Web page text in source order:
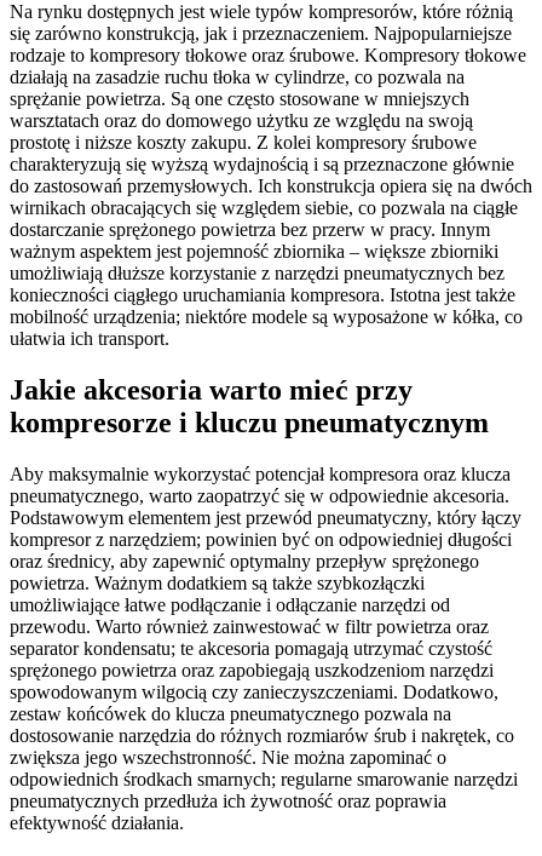
Na rynku dostępnych jest wiele typów kompresorów, które różnią
się zarówno konstrukcją, jak i przeznaczeniem. Najpopularniejsze
rodzaje to kompresory tłokowe oraz śrubowe. Kompresory tłokowe
działają na zasadzie ruchu tłoka w cylindrze, co pozwala na
sprężanie powietrza. Są one często stosowane w mniejszych
warsztatach oraz do domowego użytku ze względu na swoją
prostotę i niższe koszty zakupu. Z kolei kompresory śrubowe
charakteryzują się wyższą wydajnością i są przeznaczone głównie
do zastosowań przemysłowych. Ich konstrukcja opiera się na dwóch
wirnikach obracających się względem siebie, co pozwala na ciągłe
dostarczanie sprężonego powietrza bez przerw w pracy. Innym
ważnym aspektem jest pojemność zbiornika – większe zbiorniki
umożliwiają dłuższe korzystanie z narzędzi pneumatycznych bez
konieczności ciągłego uruchamiania kompresora. Istotna jest także
mobilność urządzenia; niektóre modele są wyposażone w kółka, co
ułatwia ich transport.
Jakie akcesoria warto mieć przy
kompresorze i kluczu pneumatycznym
Aby maksymalnie wykorzystać potencjał kompresora oraz klucza
pneumatycznego, warto zaopatrzyć się w odpowiednie akcesoria.
Podstawowym elementem jest przewód pneumatyczny, który łączy
kompresor z narzędziem; powinien być on odpowiedniej długości
oraz średnicy, aby zapewnić optymalny przepływ sprężonego
powietrza. Ważnym dodatkiem są także szybkozłączki
umożliwiające łatwe podłączanie i odłączanie narzędzi od
przewodu. Warto również zainwestować w filtr powietrza oraz
separator kondensatu; te akcesoria pomagają utrzymać czystość
sprężonego powietrza oraz zapobiegają uszkodzeniom narzędzi
spowodowanym wilgocią czy zanieczyszczeniami. Dodatkowo,
zestaw końcówek do klucza pneumatycznego pozwala na
dostosowanie narzędzia do różnych rozmiarów śrub i nakrętek, co
zwiększa jego wszechstronność. Nie można zapominać o
odpowiednich środkach smarnych; regularne smarowanie narzędzi
pneumatycznych przedłuża ich żywotność oraz poprawia
efektywność działania.